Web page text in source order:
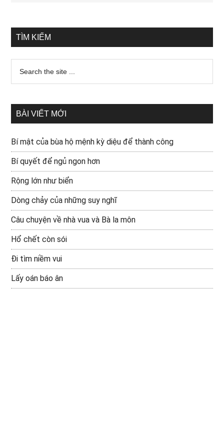
TÌM KIẾM
BÀI VIẾT MỚI
Bí mật của bùa hộ mệnh kỳ diệu để thành công
Bí quyết để ngủ ngon hơn
Rộng lớn như biển
Dòng chảy của những suy nghĩ
Câu chuyện về nhà vua và Bà la môn
Hổ chết còn sói
Đi tìm niềm vui
Lấy oán báo ân